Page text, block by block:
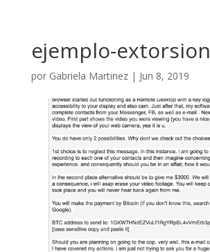
ejemplo-extorsion
por Gabriela Martinez| Jun 8, 2019